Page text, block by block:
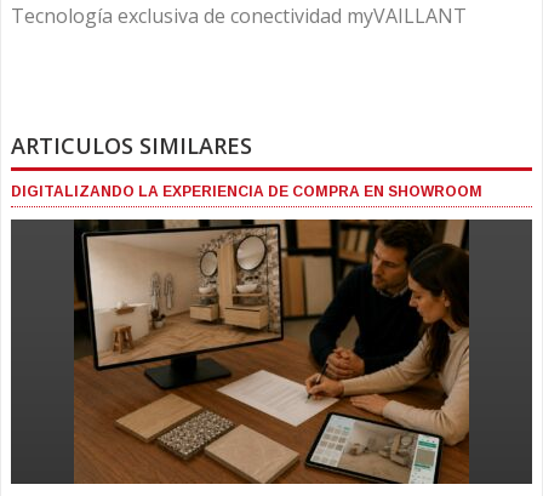
Tecnología exclusiva de conectividad myVAILLANT
ARTICULOS SIMILARES
DIGITALIZANDO LA EXPERIENCIA DE COMPRA EN SHOWROOM